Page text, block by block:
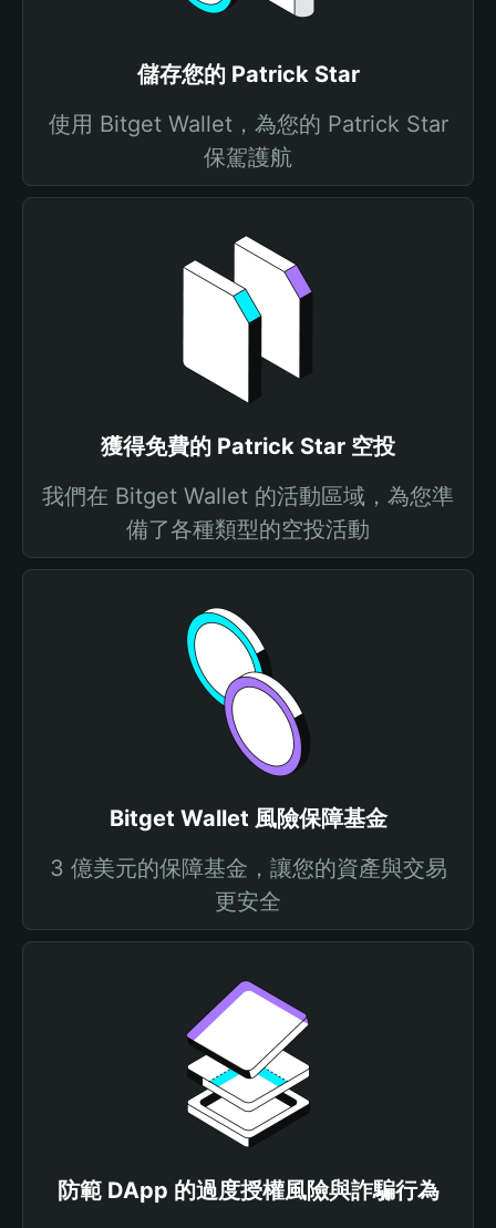
儲存您的 Patrick Star
使用 Bitget Wallet，為您的 Patrick Star
保駕護航
獲得免費的 Patrick Star 空投
我們在 Bitget Wallet 的活動區域，為您準
備了各種類型的空投活動
Bitget Wallet 風險保障基金
3 億美元的保障基金，讓您的資產與交易
更安全
防範 DApp 的過度授權風險與詐騙行為